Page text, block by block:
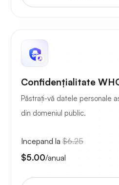
Confidențialitate
Păstrați-vă datele personale
din domeniul public.
Incepand la $6.25
$5.00/anual